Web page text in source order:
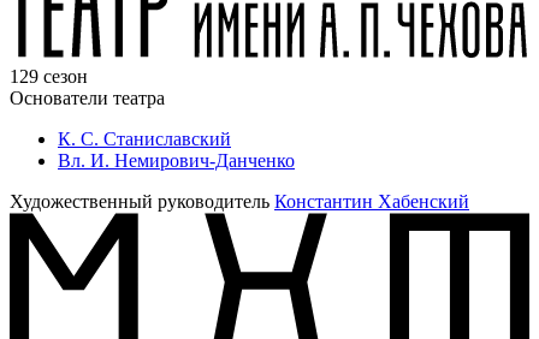
129 сезон
Основатели театра
К. С. Станиславский
Вл. И. Немирович-Данченко
Художественный руководитель Константин Хабенский